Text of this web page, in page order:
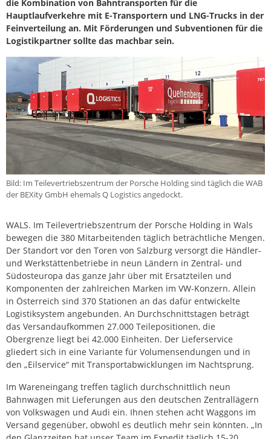
die Kombination von Bahntransporten für die
Hauptlaufverkehre mit E-Transportern und LNG-Trucks in der
Feinverteilung an. Mit Förderungen und Subventionen für die
Logistikpartner sollte das machbar sein.
Bild: Im Teilevertriebszentrum der Porsche Holding sind täglich die WAB
der BEXity GmbH ehemals Q Logistics angedockt.
WALS. Im Teilevertriebszentrum der Porsche Holding in Wals
bewegen die 380 Mitarbeitenden täglich beträchtliche Mengen.
Der Standort vor den Toren von Salzburg versorgt die Händler-
und Werkstättenbetriebe in neun Ländern in Zentral- und
Südosteuropa das ganze Jahr über mit Ersatzteilen und
Komponenten der zahlreichen Marken im VW-Konzern. Allein
in Österreich sind 370 Stationen an das dafür entwickelte
Logistiksystem angebunden. An Durchschnittstagen beträgt
das Versandaufkommen 27.000 Teilepositionen, die
Obergrenze liegt bei 42.000 Einheiten. Der Lieferservice
gliedert sich in eine Variante für Volumensendungen und in
den „Eilservice“ mit Transportabwicklungen im Nachtsprung.
Im Wareneingang treffen täglich durchschnittlich neun
Bahnwagen mit Lieferungen aus den deutschen Zentrallägern
von Volkswagen und Audi ein. Ihnen stehen acht Waggons im
Versand gegenüber, obwohl es deutlich mehr sein könnten. „In